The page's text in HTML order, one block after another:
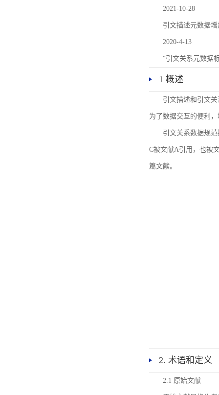
2021-10-28
引文描述元数据增
2020-4-13
“引文关系元数据
1 概述
引文描述和引文
为了数据交互的便利
引文关系数据规
C被文献A引用，也被
篇文献。
2. 术语和定义
2.1 原始文献